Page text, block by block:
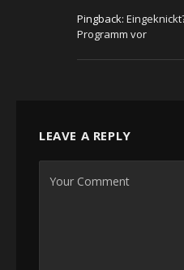
Pingback:
Programm vor
LEAVE A REPLY